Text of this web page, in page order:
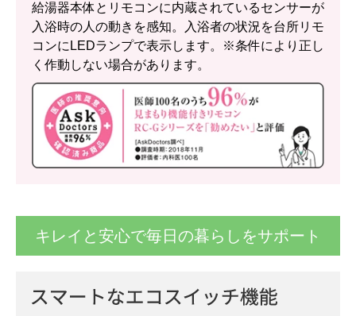
給湯器本体とリモコンに内蔵されているセンサーが
入浴時の人の動きを感知。入浴者の状況を台所リモ
コンにLEDランプで表示します。※条件により正し
く作動しない場合があります。
キレイと安心で毎日の暮らしをサポート